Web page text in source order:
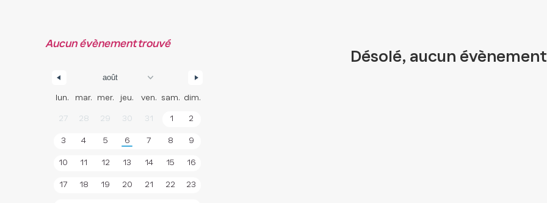
Aucun évènement trouvé
lun. mar. mer. jeu. ven. sam. dim.
27 28 29 30 31 1 2
3 4 5 6 7 8 9
10 11 12 13 14 15 16
17 18 19 20 21 22 23
Désolé, aucun